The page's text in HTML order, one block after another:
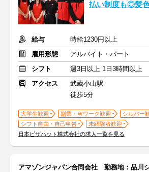
払い制度も◎髪
給与
時給1230円以上
雇用形態
アルバイト・パート
シフト
週3日以上 1日3時間以上
アクセス
武蔵小山駅
徒歩5分
大学生歓迎 副業・Ｗワーク歓迎
シルバー
シフト自由・自己申告
未経験者歓迎
日本ピザハット株式会社の求人一覧を見る
アマゾンジャパン合同会社 勤務地：品川